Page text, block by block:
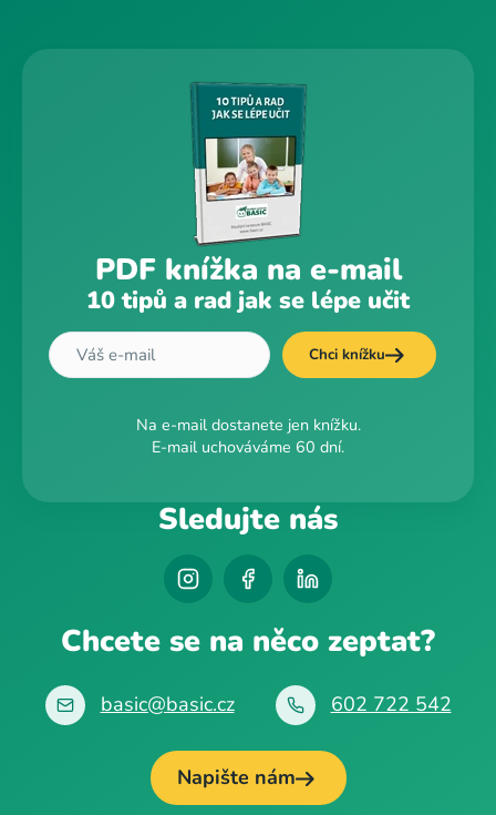
PDF knížka na e-mail
10 tipů a rad jak se lépe učit
Chci knížku
Na e-mail dostanete jen knížku.
E-mail uchováváme 60 dní.
Sledujte nás
Chcete se na něco zeptat?
basic@basic.cz 602 722 542
Napište nám